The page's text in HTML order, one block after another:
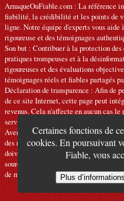
Certaines fonctions de
cookies. En poursuivant
Fiable, vous
Plus d’informations
ArnaqueOuFiable.com : La référence
fiabilité, la crédibilité et les points de
ligne. Notre équipe d'experts vous
rigoureuse et des témoignages
Son but : Contribuer à la protection
pratiques trompeuses et à la
rigoureuses et des évaluations
témoignages réels et fiables partagés
Déclaration de transparence : Afin de
de ce site Internet, cette page peut
revenus. Cela n'affecte en aucun cas
service.
Avertissements : Nos articles
des recommandations officielles. Les
doivent être confirmées auprès du
source officielle compétente. Nous
de mauvaise utilisation. Si vous